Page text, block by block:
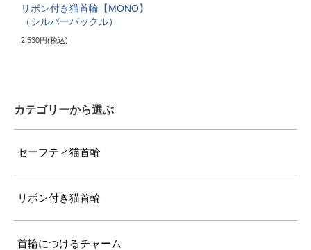
リボン付き猫首輪【MONO】
（シルバーバックル）
2,530円(税込)
カテゴリーから選ぶ
セーフティ猫首輪
リボン付き猫首輪
首輪につけるチャーム